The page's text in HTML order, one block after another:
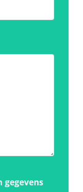
gegevens